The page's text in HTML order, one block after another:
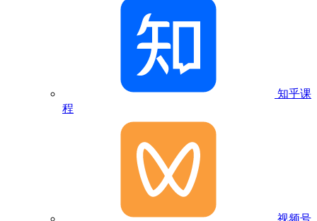
知乎课
程
视频号